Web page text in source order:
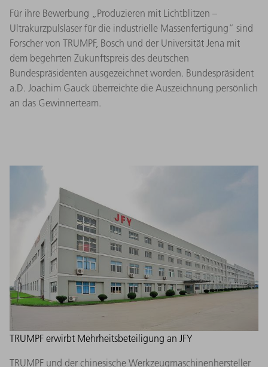
Für ihre Bewerbung „Produzieren mit Lichtblitzen –
Ultrakurzpulslaser für die industrielle Massenfertigung“ sind
Forscher von TRUMPF, Bosch und der Universität Jena mit
dem begehrten Zukunftspreis des deutschen
Bundespräsidenten ausgezeichnet worden. Bundespräsident
a.D. Joachim Gauck überreichte die Auszeichnung persönlich
an das Gewinnerteam.
TRUMPF erwirbt Mehrheitsbeteiligung an JFY
TRUMPF und der chinesische Werkzeugmaschinenhersteller